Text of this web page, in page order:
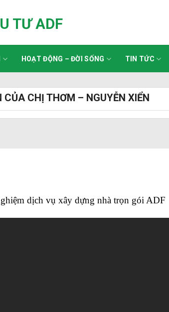
TƯ ADF
HOẠT ĐỘNG – ĐỜI SỐNG TIN TỨC
CỦA CHỊ THƠM – NGUYỄN XIỂN
dịch vụ xây dựng nhà trọn gói ADF